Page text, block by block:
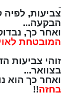
צביעות, לפיה
הבקעה...
ואחר כך,
המובטחת
זוהי צביעות
בצוואר...
ואחר כך הוא
בחזה!!